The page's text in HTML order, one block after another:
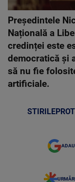
Preşedintele
Națională a
credinței este
democratică și
să nu fie
artificiale.